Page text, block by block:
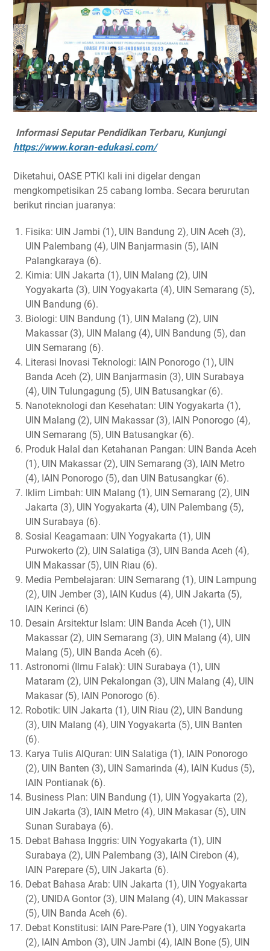
Informasi Seputar Pendidikan Terbaru, Kunjungi
https://www.koran-edukasi.com/
Diketahui, OASE PTKI kali ini digelar dengan
mengkompetisikan 25 cabang lomba. Secara berurutan
berikut rincian juaranya:
Fisika: UIN Jambi (1), UIN Bandung 2), UIN Aceh (3),
UIN Palembang (4), UIN Banjarmasin (5), IAIN
Palangkaraya (6).
Kimia: UIN Jakarta (1), UIN Malang (2), UIN
Yogyakarta (3), UIN Yogyakarta (4), UIN Semarang (5),
UIN Bandung (6).
Biologi: UIN Bandung (1), UIN Malang (2), UIN
Makassar (3), UIN Malang (4), UIN Bandung (5), dan
UIN Semarang (6).
Literasi Inovasi Teknologi: IAIN Ponorogo (1), UIN
Banda Aceh (2), UIN Banjarmasin (3), UIN Surabaya
(4), UIN Tulungagung (5), UIN Batusangkar (6).
Nanoteknologi dan Kesehatan: UIN Yogyakarta (1),
UIN Malang (2), UIN Makassar (3), IAIN Ponorogo (4),
UIN Semarang (5), UIN Batusangkar (6).
Produk Halal dan Ketahanan Pangan: UIN Banda Aceh
(1), UIN Makassar (2), UIN Semarang (3), IAIN Metro
(4), IAIN Ponorogo (5), dan UIN Batusangkar (6).
Iklim Limbah: UIN Malang (1), UIN Semarang (2), UIN
Jakarta (3), UIN Yogyakarta (4), UIN Palembang (5),
UIN Surabaya (6).
Sosial Keagamaan: UIN Yogyakarta (1), UIN
Purwokerto (2), UIN Salatiga (3), UIN Banda Aceh (4),
UIN Makassar (5), UIN Riau (6).
Media Pembelajaran: UIN Semarang (1), UIN Lampung
(2), UIN Jember (3), IAIN Kudus (4), UIN Jakarta (5),
IAIN Kerinci (6)
Desain Arsitektur Islam: UIN Banda Aceh (1), UIN
Makassar (2), UIN Semarang (3), UIN Malang (4), UIN
Malang (5), UIN Banda Aceh (6).
Astronomi (Ilmu Falak): UIN Surabaya (1), UIN
Mataram (2), UIN Pekalongan (3), UIN Malang (4), UIN
Makasar (5), IAIN Ponorogo (6).
Robotik: UIN Jakarta (1), UIN Riau (2), UIN Bandung
(3), UIN Malang (4), UIN Yogyakarta (5), UIN Banten
(6).
Karya Tulis AlQuran: UIN Salatiga (1), IAIN Ponorogo
(2), UIN Banten (3), UIN Samarinda (4), IAIN Kudus (5),
IAIN Pontianak (6).
Business Plan: UIN Bandung (1), UIN Yogyakarta (2),
UIN Jakarta (3), IAIN Metro (4), UIN Makasar (5), UIN
Sunan Surabaya (6).
Debat Bahasa Inggris: UIN Yogyakarta (1), UIN
Surabaya (2), UIN Palembang (3), IAIN Cirebon (4),
IAIN Parepare (5), UIN Jakarta (6).
Debat Bahasa Arab: UIN Jakarta (1), UIN Yogyakarta
(2), UNIDA Gontor (3), UIN Malang (4), UIN Makassar
(5), UIN Banda Aceh (6).
Debat Konstitusi: IAIN Pare-Pare (1), UIN Yogyakarta
(2), IAIN Ambon (3), UIN Jambi (4), IAIN Bone (5), UIN